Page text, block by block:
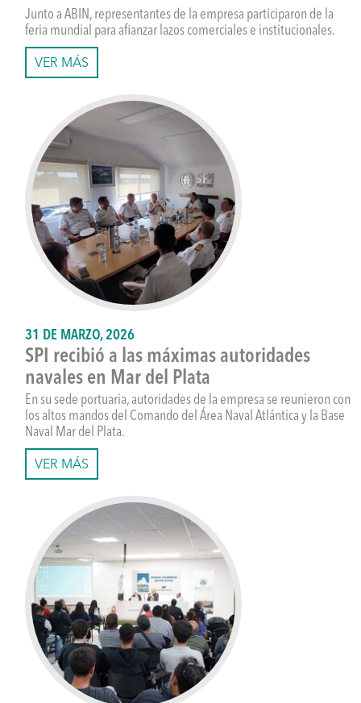
Junto a ABIN, representantes de la empresa participaron de la
feria mundial para afianzar lazos comerciales e institucionales.
VER MÁS
31 DE MARZO, 2026
SPI recibió a las máximas autoridades
navales en Mar del Plata
En su sede portuaria, autoridades de la empresa se reunieron con
los altos mandos del Comando del Área Naval Atlántica y la Base
Naval Mar del Plata.
VER MÁS